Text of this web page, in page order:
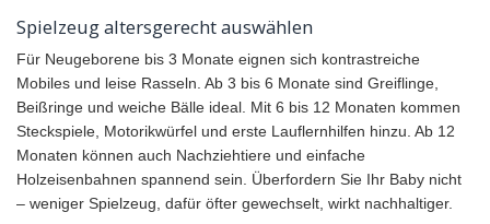
Spielzeug altersgerecht auswählen
Für Neugeborene bis 3 Monate eignen sich kontrastreiche
Mobiles und leise Rasseln. Ab 3 bis 6 Monate sind Greiflinge,
Beißringe und weiche Bälle ideal. Mit 6 bis 12 Monaten kommen
Steckspiele, Motorikwürfel und erste Lauflernhilfen hinzu. Ab 12
Monaten können auch Nachziehtiere und einfache
Holzeisenbahnen spannend sein. Überfordern Sie Ihr Baby nicht
– weniger Spielzeug, dafür öfter gewechselt, wirkt nachhaltiger.